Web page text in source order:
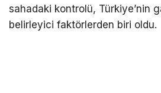
sahadaki kontrolü, Türkiye’nin
belirleyici faktörlerden biri oldu.